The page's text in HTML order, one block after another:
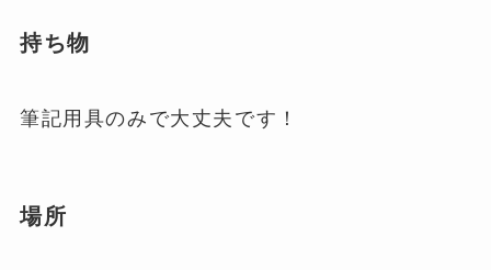
持ち物
筆記用具のみで大丈夫です！
場所